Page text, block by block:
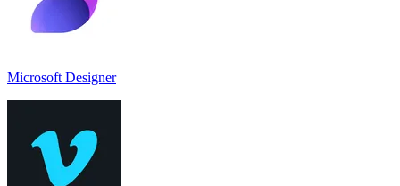
Microsoft Designer